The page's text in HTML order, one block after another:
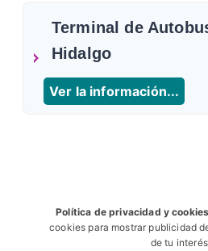
Terminal de
Hidalgo
Ver la información...
Política de privacidad y
cookies para mostrar publicidad
de tu